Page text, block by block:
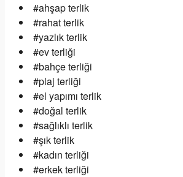
#ahşap terlik
#rahat terlik
#yazlık terlik
#ev terliği
#bahçe terliği
#plaj terliği
#el yapımı terlik
#doğal terlik
#sağlıklı terlik
#şık terlik
#kadın terliği
#erkek terliği